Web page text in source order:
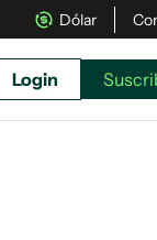
Dólar
Login